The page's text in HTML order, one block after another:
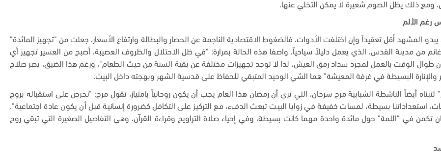
ومع ذلك يظل الصوم شعيرة لا يمكن التخلي عنها.
رغم الألم
لا يبدو المشهد أقل تعقيداً وإن اختلفت الأدوات، فالضغوط الاقتصادية الناجمة عن الحصار والبطالة وارتفاع الأسعار، جعلت من "تجهيز المائدة"
من مدينة القدس، الذي يعمل دليلاً سياحياً، واصفا هذه الحالة بمرارة: "في ظل الاحتلال والظروف العصيبة، أصبح من العسير تجهيز أي
الوقت بالعمل لمجرد سداد رمق العيش، لذا لا توجد تجهيزات مختلفة عن بقية السنة من حيث الطعام"، ورغم هذا الضيق، يصر صلاح
والإنارة البسيطة في غرفة المعيشة" هما الشي الوحيد المتبقي للحفاظ على قدسية الشهر وبهجته داخل البيت.
تتبناه أيضاً الناشطة الشبابية مرح سرحان، التي ترى أن رمضان هذا العام يجب أن يكون روحانياً بامتياز، تقول مرح: "نحرص على استقباله بروح
استعداداتنا بسيطة، لمسات خفيفة في زوايا البيت تبعث الدفء، مع التركيز على التكافل كضرورة إنسانية قبل أن يكون عادة اجتماعية".
تكمن في "اللمة" حول مائدة واحدة مهما كانت بسيطة، وفي إحياء صلاة التراويح وقراءة القرآن، وهي التفاصيل الصغيرة التي تبقي روح